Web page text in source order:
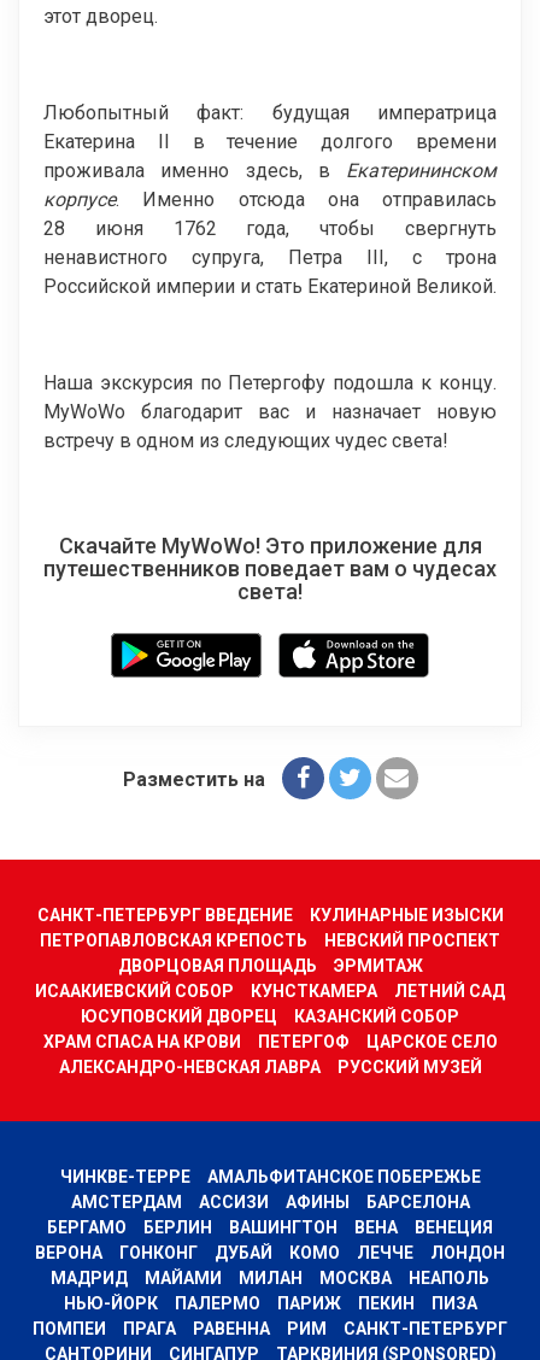
этот дворец.
Любопытный факт: будущая императрица
Екатерина II в течение долгого времени
проживала именно здесь, в Екатерининском
корпусе. Именно отсюда она отправилась
28 июня 1762 года, чтобы свергнуть
ненавистного супруга, Петра III, с трона
Российской империи и стать Екатериной Великой.
Наша экскурсия по Петергофу подошла к концу.
MyWoWo благодарит вас и назначает новую
встречу в одном из следующих чудес света!
Скачайте MyWoWo! Это приложение для
путешественников поведает вам о чудесах
света!
Разместить на
САНКТ-ПЕТЕРБУРГ ВВЕДЕНИЕ
КУЛИНАРНЫЕ ИЗЫСКИ
ПЕТРОПАВЛОВСКАЯ КРЕПОСТЬ
НЕВСКИЙ ПРОСПЕКТ
ДВОРЦОВАЯ ПЛОЩАДЬ
ЭРМИТАЖ
ИСААКИЕВСКИЙ СОБОР
КУНСТКАМЕРА
ЛЕТНИЙ САД
ЮСУПОВСКИЙ ДВОРЕЦ
КАЗАНСКИЙ СОБОР
ХРАМ СПАСА НА КРОВИ
ПЕТЕРГОФ
ЦАРСКОЕ СЕЛО
АЛЕКСАНДРО-НЕВСКАЯ ЛАВРА
РУССКИЙ МУЗЕЙ
ЧИНКВЕ-ТЕРРЕ
АМАЛЬФИТАНСКОЕ ПОБЕРЕЖЬЕ
АМСТЕРДАМ
АССИЗИ АФИНЫ
БАРСЕЛОНА
БЕРГАМО
БЕРЛИН ВАШИНГТОН ВЕНА
ВЕНЕЦИЯ
ВЕРОНА
ГОНКОНГ ДУБАЙ КОМО ЛЕЧЧЕ
ЛОНДОН
МАДРИД
МАЙАМИ МИЛАН МОСКВА
НЕАПОЛЬ
НЬЮ-ЙОРК
ПАЛЕРМО ПАРИЖ ПЕКИН
ПИЗА
ПОМПЕИ
ПРАГА РАВЕННА РИМ
САНКТ-ПЕТЕРБУРГ
САНТОРИНИ
СИНГАПУР ТАРКВИНИЯ (SPONSORED)